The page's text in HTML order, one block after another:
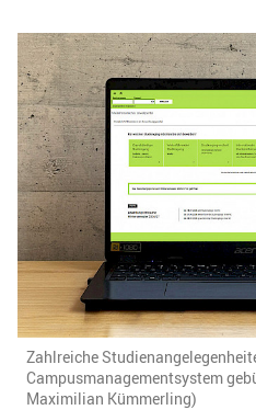
Zahlreiche
Campusmanagementsystem
Maximilian Kümmerling)